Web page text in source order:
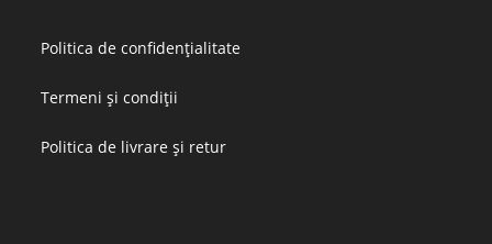
Politica de confidențialitate
Termeni și condiții
Politica de livrare și retur